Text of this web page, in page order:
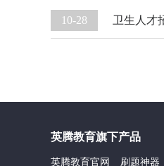
10-28 卫生人才
英腾教育旗下产品
英腾教育官网 刷题神器